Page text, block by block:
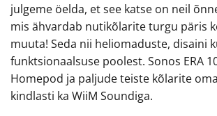
julgeme öelda, et see katse on neil
mis ähvardab nutikõlarite turgu päris
muuta! Seda nii heliomaduste, disaini
funktsionaalsuse poolest. Sonos ERA
Homepod ja paljude teiste kõlarite
kindlasti ka WiiM Soundiga.